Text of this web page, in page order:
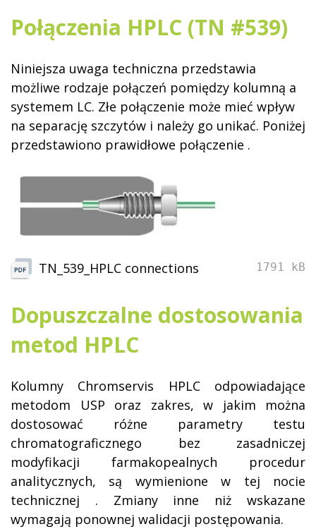
Połączenia HPLC (TN #539)
Niniejsza uwaga techniczna przedstawia
możliwe rodzaje połączeń pomiędzy kolumną a
systemem LC. Złe połączenie może mieć wpływ
na separację szczytów i należy go unikać. Poniżej
przedstawiono prawidłowe połączenie .
TN_539_HPLC connections 1791 kB
Dopuszczalne dostosowania
metod HPLC
Kolumny Chromservis HPLC odpowiadające
metodom USP oraz zakres, w jakim można
dostosować różne parametry testu
chromatograficznego bez zasadniczej
modyfikacji farmakopealnych procedur
analitycznych, są wymienionew tej nocie
technicznej . Zmiany inne niż wskazane
wymagają ponownej walidacji postępowania.